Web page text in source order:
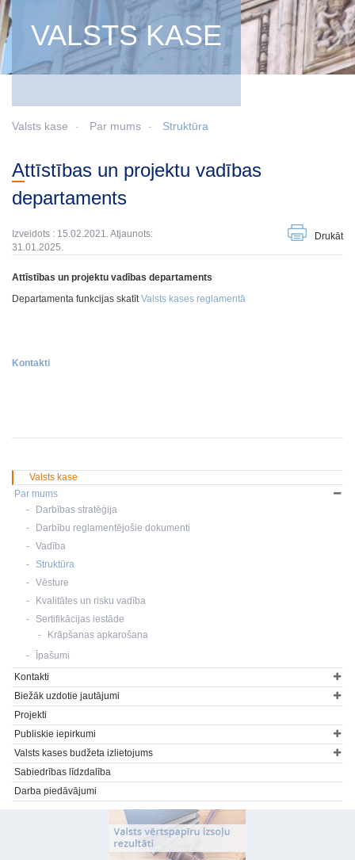
VALSTS KASE
Valsts kase Par mums Struktūra
Attīstības un projektu vadības
departaments
Izveidots : 15.02.2021. Atjaunots:
31.01.2025.
Drukāt
Attīstības un projektu vadības departaments
Departamenta funkcijas skatītValsts kases reglamentā
Kontakti
Valsts kase
Par mums
Darbības stratēģija
Darbību reglamentējošie dokumenti
Vadība
Struktūra
Vēsture
Kvalitātes un risku vadība
Sertifikācijas iestāde
Krāpšanas apkarošana
Īpašumi
Kontakti
Biežāk uzdotie jautājumi
Projekti
Publiskie iepirkumi
Valsts kases budžeta izlietojums
Sabiedrības līdzdalība
Darba piedāvājumi